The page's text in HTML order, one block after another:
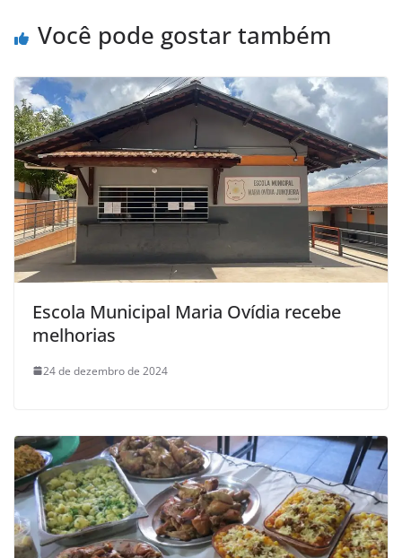
Você pode gostar também
Escola Municipal Maria Ovídia recebe
melhorias
24 de dezembro de 2024